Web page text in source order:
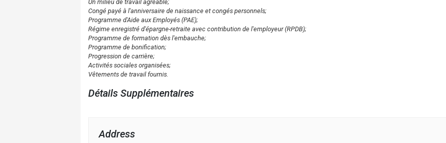
Un milieu de travail agréable;
Congé payé à l'anniversaire de naissance et congés personnels;
Programme d'Aide aux Employés (PAE);
Régime enregistré d'épargne-retraite avec contribution de l'employeur (RPDB);
Programme de formation dès l'embauche;
Programme de bonification;
Progression de carrière;
Activités sociales organisées;
Vêtements de travail fournis.
Détails Supplémentaires
Address